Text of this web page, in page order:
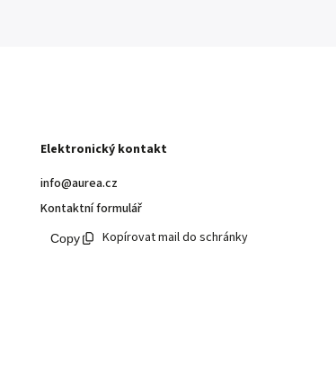
Elektronický kontakt
info@aurea.cz
Kontaktní formulář
Kopírovat mail do schránky